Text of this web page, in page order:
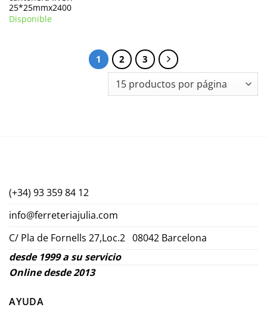
25*25mmx2400
Disponible
1 2 3
(+34) 93 359 84 12
info@ferreteriajulia.com
C/ Pla de Fornells 27,Loc.2 08042 Barcelona
desde 1999 a su servicio
Online desde 2013
AYUDA